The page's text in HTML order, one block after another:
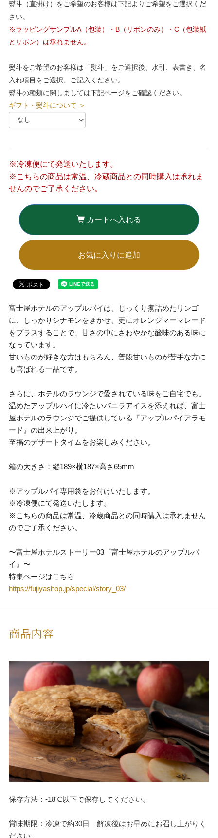
熨斗（直掛け）をご希望のお客様は下記よりご希望をご選択くだ
さい。
※ラッピングサンプルA（包装）・B（リボンのみ）・C（包装紙
とリボン）は承れません。
熨斗をご希望のお客様は「熨斗」をご選択後、水引、表書き、名
入れ項目をご選択、ご記入ください。
熨斗の種類に関しましては下記ページをご確認ください。
ギフト・熨斗について ＞
※冷凍便にて発送いたします。
※こちらの商品は常温、冷蔵商品との同時購入は承れま
せんのでご了承ください。
カートへ入れる
お気に入りに追加
富士屋ホテルのアップルパイは、じっくり煮詰めたリンゴ
に、しっかりシナモンをきかせ、更にオレンジマーマレード
をプラスすることで、甘さの中にさわやかな酸味のある味に
なっています。
甘いものが好きな方はもちろん、普段甘いものが苦手な方に
も喜ばれる一品です。
さらに、ホテルのラウンジで愛されている味をご自宅でも。
温めたアップルパイに冷たいバニラアイスを添えれば、富士
屋ホテルのラウンジでご提供している『アップルパイアラモ
ード』の出来上がり。
至福のデザートタイムをお楽しみください。
箱の大きさ：縦189×横187×高さ65mm
※アップルパイ専用袋をお付けいたします。
※冷凍便にて発送いたします。
※こちらの商品は常温、冷蔵商品との同時購入は承れません
のでご了承ください。
〜富士屋ホテルストーリー03『富士屋ホテルのアップルパ
イ』〜
特集ページはこちら
https://fujiyashop.jp/special/story_03/
商品内容
保存方法：-18℃以下で保存してください。
賞味期限：冷凍で約30日 解凍後はお早めにお召し上がりく
ださい。